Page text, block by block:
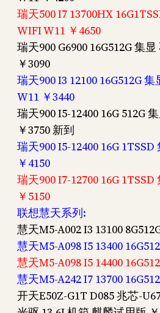
瑞天500 I7 13700HX
WIFI W11 ￥4650
瑞天900 G6900 16G512G 集
￥3090
瑞天900 I3 12100 16G512G
W11 ￥3440
瑞天900 I5-12400 16G 512G
￥3750 新到
瑞天900 I5-12400 16G
￥4150
瑞天900 I7-12700 16G
￥5150
联想慧天系列:
慧天M5-A002 I3 13100
慧天M5-A098 I5 13400
慧天M5-A098 I5 14400
慧天M5-A242 I7 13700
开天E50Z-G1T D085 兆芯-